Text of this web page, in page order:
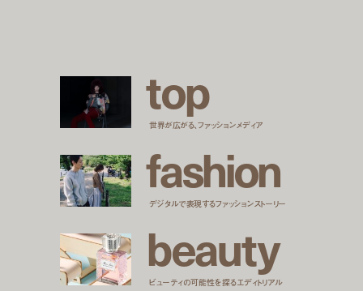
top
世界が広がる、ファッションメディア
fashion
デジタルで表現するファッションストーリー
beauty
ビューティの可能性を探るエディトリアル